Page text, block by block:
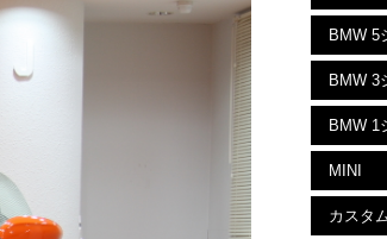
BMW 5
BMW 3
BMW 1
MINI
カスタ